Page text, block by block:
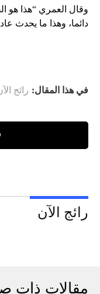
وقال العمري “هذا هو
دائما، وهذا ما يحدث
في هذا المقال: رائج
رائج الآن
مقالات ذات